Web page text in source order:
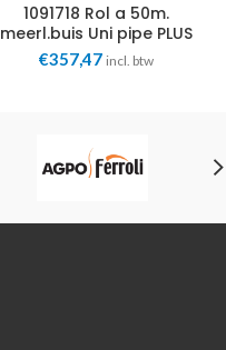
1091718 Rol a 50m.
meerl.buis Uni pipe PLUS
Twin 16x2mm mantel
zwart Uponor
€357,47 incl. btw